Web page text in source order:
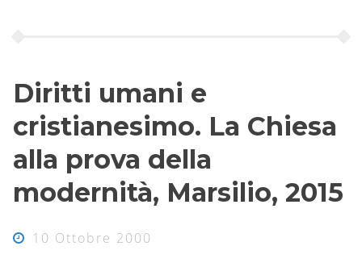
Diritti umani e
cristianesimo. La Chiesa
alla prova della
modernità, Marsilio, 2015
10 Ottobre 2000